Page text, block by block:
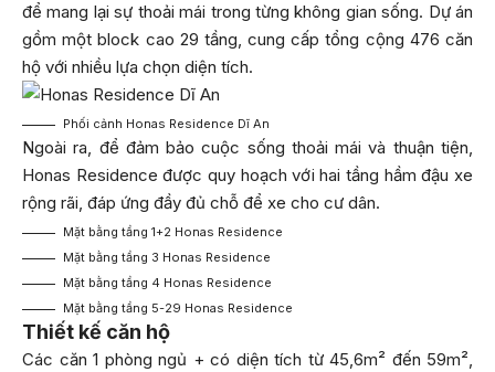
để mang lại sự thoải mái trong từng không gian sống. Dự án
gồm một block cao 29 tầng, cung cấp tổng cộng 476 căn
hộ với nhiều lựa chọn diện tích.
Phối cảnh Honas Residence Dĩ An
Ngoài ra, để đảm bảo cuộc sống thoải mái và thuận tiện,
Honas Residence được quy hoạch với hai tầng hầm đậu xe
rộng rãi, đáp ứng đầy đủ chỗ để xe cho cư dân.
Mặt bằng tầng 1+2 Honas Residence
Mặt bằng tầng 3 Honas Residence
Mặt bằng tầng 4 Honas Residence
Mặt bằng tầng 5-29 Honas Residence
Thiết kế căn hộ
Các căn 1 phòng ngủ + có diện tích từ 45,6m² đến 59m²,